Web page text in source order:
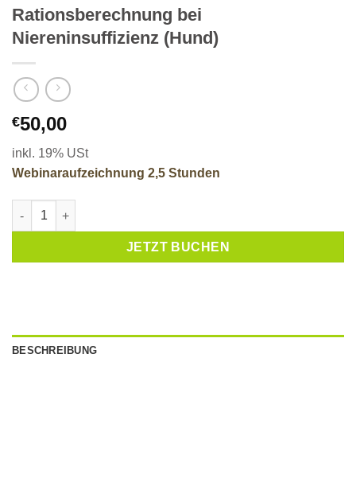
Rationsberechnung bei
Niereninsuffizienz (Hund)
€50,00
inkl. 19% USt
Webinaraufzeichnung 2,5 Stunden
Rationsberechnung bei Niereninsuffizienz (Hund) Menge
JETZT BUCHEN
BESCHREIBUNG